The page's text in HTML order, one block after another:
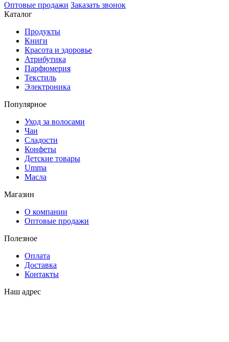
Оптовые продажи Заказать звонок
Каталог
Продукты
Книги
Красота и здоровье
Атрибутика
Парфюмерия
Текстиль
Электроника
Популярное
Уход за волосами
Чаи
Сладости
Конфеты
Детские товары
Umma
Масла
Магазин
О компании
Оптовые продажи
Полезное
Оплата
Доставка
Контакты
Наш адрес